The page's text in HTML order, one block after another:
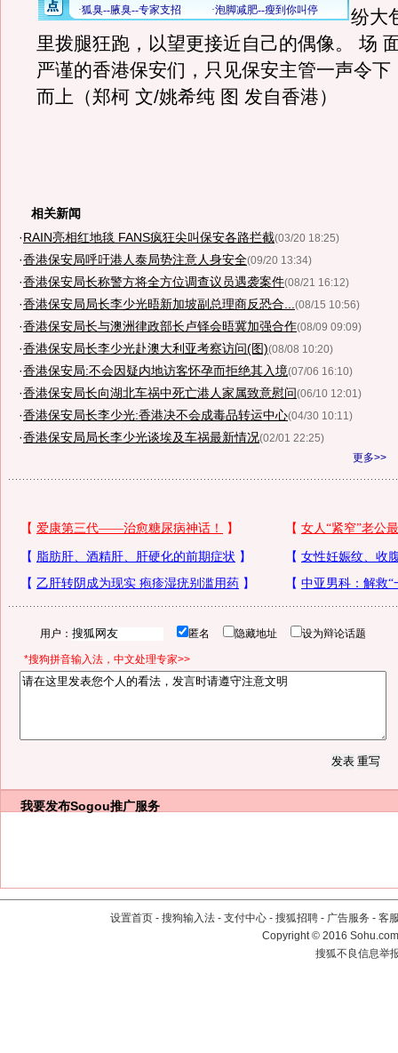
纷大
里拨腿狂跑，以望更接近自己的偶像。 场
严谨的香港保安们，只见保安主管一声令下
而上（郑柯 文/姚希纯 图 发自香港）
相关新闻
·RAIN亮相红地毯 FANS疯狂尖叫保安各路拦截(03/20 18:25)
·香港保安局呼吁港人泰局势注意人身安全(09/20 13:34)
·香港保安局长称警方将全方位调查议员遇袭案件(08/21 16:12)
·香港保安局局长李少光晤新加坡副总理商反恐合... (08/15 10:56)
·香港保安局长与澳洲律政部长卢铎会晤冀加强合作(08/09 09:09)
·香港保安局长李少光赴澳大利亚考察访问(图)(08/08 10:20)
·香港保安局:不会因疑内地访客怀孕而拒绝其入境(07/06 16:10)
·香港保安局长向湖北车祸中死亡港人家属致意慰问(06/10 12:01)
·香港保安局长李少光:香港决不会成毒品转运中心(04/30 10:11)
·香港保安局局长李少光谈埃及车祸最新情况(02/01 22:25)
更多>>
用户： 匿名 隐藏地址 设为辩论话题
*搜狗拼音输入法，中文处理专家>>
我要发布Sogou推广服务
设置首页 - 搜狗输入法 - 支付中心 - 搜狐招聘 - 广告服务 - 客
Copyright©2016
搜狐不良信息举